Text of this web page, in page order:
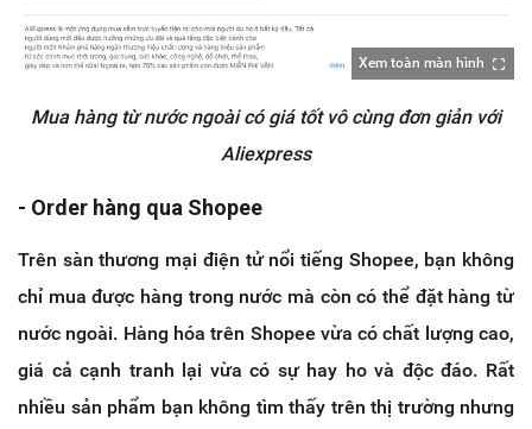
Xem toàn màn hình
Mua hàng từ nước ngoài có giá tốt vô cùng đơn giản với
Aliexpress
- Order hàng qua Shopee
Trên sàn thương mại điện tử nổi tiếng Shopee, bạn không
chỉ mua được hàng trong nước mà còn có thể đặt hàng từ
nước ngoài. Hàng hóa trên Shopee vừa có chất lượng cao,
giá cả cạnh tranh lại vừa có sự hay ho và độc đáo. Rất
nhiều sản phẩm bạn không tìm thấy trên thị trường nhưng